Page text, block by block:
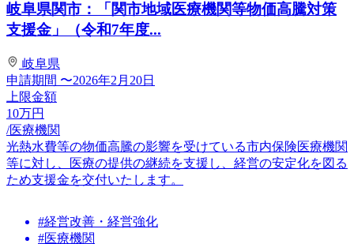
岐阜県関市：「関市地域医療機関等物価高騰対策
支援金」（令和7年度...
岐阜県
申請期間 〜2026年2月20日
上限金額
10万円
/医療機関
光熱水費等の物価高騰の影響を受けている市内保険医療機関
等に対し、医療の提供の継続を支援し、経営の安定化を図る
ため支援金を交付いたします。
#経営改善・経営強化
#医療機関